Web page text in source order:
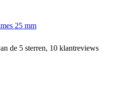
25 mm
de 5 sterren, 10 klantreviews